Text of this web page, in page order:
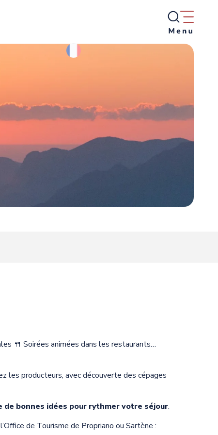
🍴 Soirées animées dans les restaurants…
les producteurs, avec découverte des cépages
de bonnes idées pour rythmer votre séjour.
de Tourisme de Propriano ou Sartène :